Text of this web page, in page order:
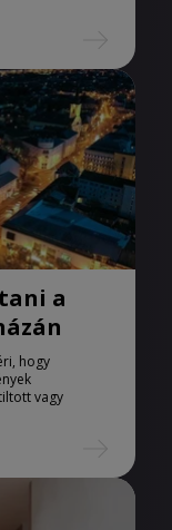
a
hogy
vagy